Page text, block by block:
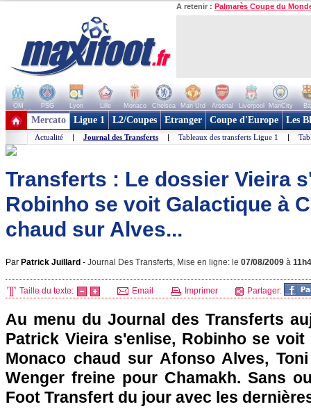
A retenir : Palmarès Coupe du
OM PSG Lyon Lille Monaco Chelsea Man Utd Arsenal Liverpool ManCity
+ de clubs
Mercato Ligue 1 L2/Coupes Etranger Coupe d'Europe Les
Actualité | Journal des Transferts | Tableaux des transferts Ligue 1 |
Transferts : Le dossier Vieira
Robinho se voit Galactique à
chaud sur Alves...
Par Patrick Juillard - Journal Des Transferts, Mise en ligne: le 07/08/2009 à
Taille du texte: Email Imprimer Partager:
Au menu du Journal des Transferts
Patrick Vieira s'enlise, Robinho se
Monaco chaud sur Afonso Alves,
Wenger freine pour Chamakh. Sans
Foot Transfert du jour avec les